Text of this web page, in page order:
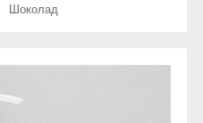
Шоколад